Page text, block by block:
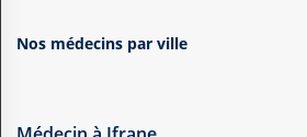
Nos médecins par ville